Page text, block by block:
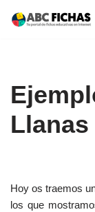
Llanas
Hoy os traemos
los que